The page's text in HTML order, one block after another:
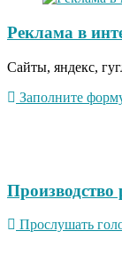
Реклама в
Сайты, яндекс,
Заполните
Прослушать